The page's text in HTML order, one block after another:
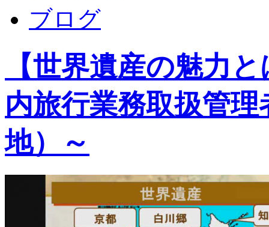
ブログ
【世界遺産の魅力
内旅行業務取扱管
地）～